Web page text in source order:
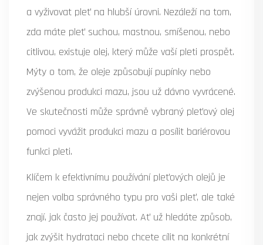
a vyživovat pleť na hlubší úrovni. Nezáleží na tom,
zda máte pleť suchou, mastnou, smíšenou, nebo
citlivou, existuje olej, který může vaší pleti prospět.
Mýty o tom, že oleje způsobují pupínky nebo
zvýšenou produkci mazu, jsou už dávno vyvrácené.
Ve skutečnosti může správně vybraný pleťový olej
pomoci vyvážit produkci mazu a posílit bariérovou
funkci pleti.
Klíčem k efektivnímu používání pleťových olejů je
nejen volba správného typu pro vaši pleť, ale také
znají, jak často jej používat. Ať už hledáte způsob,
jak zvýšit hydrataci nebo chcete cílit na konkrétní